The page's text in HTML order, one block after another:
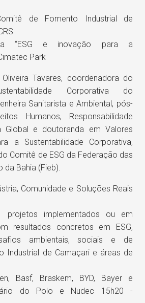
de Fomento Industrial de
“ESG e inovação para a
Park
Tavares, coordenadora do
Corporativa do
Sanitarista e Ambiental, pós-
Humanos, Responsabilidade
Global e doutoranda em Valores
a Sustentabilidade Corporativa,
Comitê de ESG da Federação das
da Bahia (Fieb).
Comunidade e Soluções Reais
implementados ou em
resultados concretos em ESG,
ambientais, sociais e de
Industrial de Camaçari e áreas de
Basf, Braskem, BYD, Bayer e
do Polo e Nudec 15h20 -